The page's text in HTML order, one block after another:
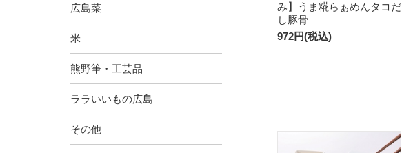
広島菜
米
熊野筆・工芸品
ララいいもの広島
その他
み】うま糀らぁめんタコだ
し豚骨
972円(税込)